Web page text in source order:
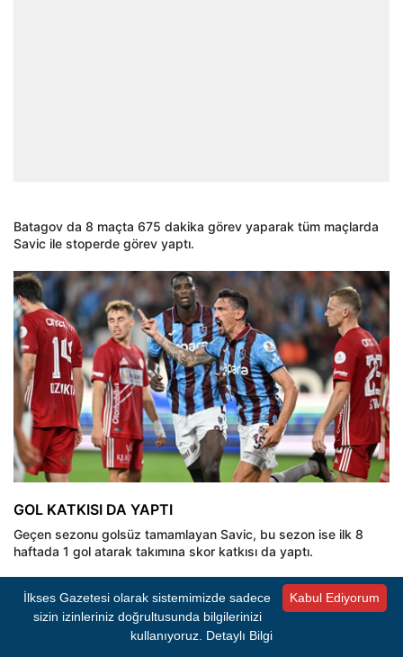
Batagov da 8 maçta 675 dakika görev yaparak tüm maçlarda
Savic ile stoperde görev yaptı.
GOL KATKISI DA YAPTI
Geçen sezonu golsüz tamamlayan Savic, bu sezon ise ilk 8
haftada 1 gol atarak takımına skor katkısı da yaptı.
Uğurcan Çakır'ın Galatasaray'a transfer olmasıyla kaptanlık
görevine getirilen Karadağlı futbolcu, Trabzonspor'un ligin 3.
haftasında Hesap.com Antalyaspor'u sahasında 1-0 yendiği
karşılaşmada takımının galibiyet golünü atarak 3 puanı getiren
Kabul Ediyorum
İlkses Gazetesi olarak sistemimizde sadece
sizin izinleriniz doğrultusunda bilgilerinizi
kullanıyoruz. Detaylı Bilgi